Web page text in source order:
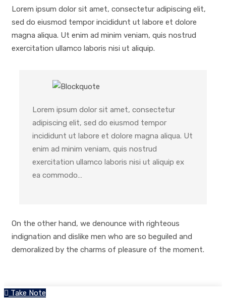
Lorem ipsum dolor sit amet, consectetur adipiscing elit,
sed do eiusmod tempor incididunt ut labore et dolore
magna aliqua. Ut enim ad minim veniam, quis nostrud
exercitation ullamco laboris nisi ut aliquip.
Lorem ipsum dolor sit amet, consectetur
adipiscing elit, sed do eiusmod tempor
incididunt ut labore et dolore magna aliqua. Ut
enim ad minim veniam, quis nostrud
exercitation ullamco laboris nisi ut aliquip ex
ea commodo…
On the other hand, we denounce with righteous
indignation and dislike men who are so beguiled and
demoralized by the charms of pleasure of the moment.
Take Note